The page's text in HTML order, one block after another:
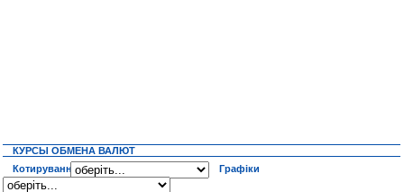
КУРСЫ ОБМЕНА ВАЛЮТ
Котирування
Графіки